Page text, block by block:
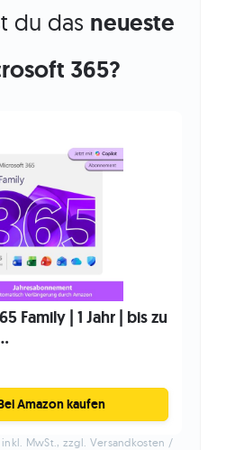
du das neueste
365?
Family | 1 Jahr | bis zu
Amazon kaufen
inkl. MwSt., zzgl. Versandkosten /